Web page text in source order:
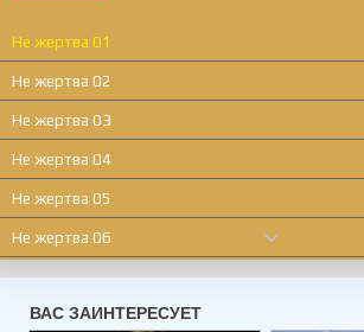
Не жертва 01
Не жертва 02
Не жертва 03
Не жертва 04
Не жертва 05
Не жертва 06
Не жертва 07
Не жертва 08